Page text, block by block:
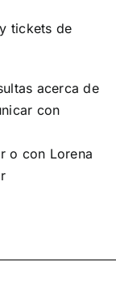
tickets de
acerca de
con
o con Lorena